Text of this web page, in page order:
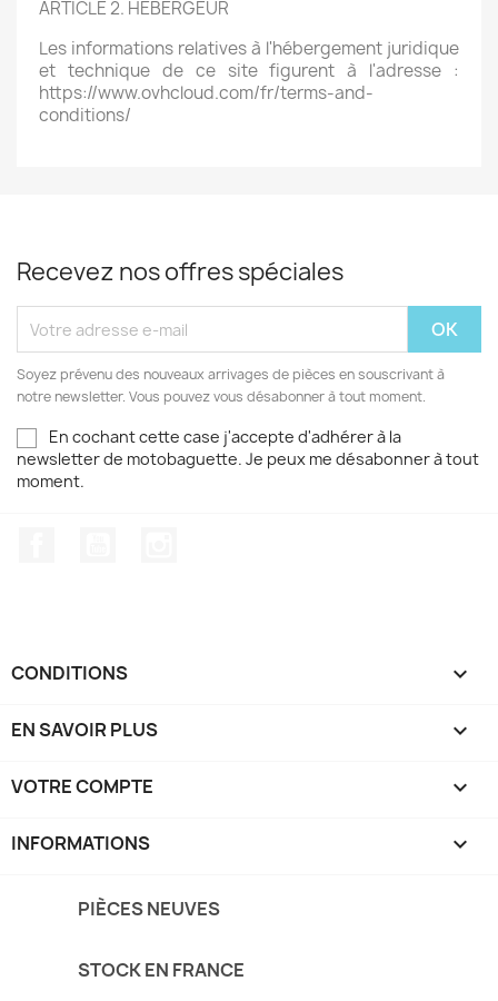
ARTICLE 2. HEBERGEUR
Les informations relatives à l'hébergement juridique
et technique de ce site figurent à l'adresse :
https://www.ovhcloud.com/fr/terms-and-
conditions/
Recevez nos offres spéciales
Soyez prévenu des nouveaux arrivages de pièces en souscrivant à
notre newsletter. Vous pouvez vous désabonner à tout moment.
En cochant cette case j'accepte d'adhérer à la
newsletter de motobaguette. Je peux me désabonner à tout
moment.
CONDITIONS 
EN SAVOIR PLUS 
VOTRE COMPTE 
INFORMATIONS keyboard_arrow_down
PIÈCES NEUVES
STOCK EN FRANCE